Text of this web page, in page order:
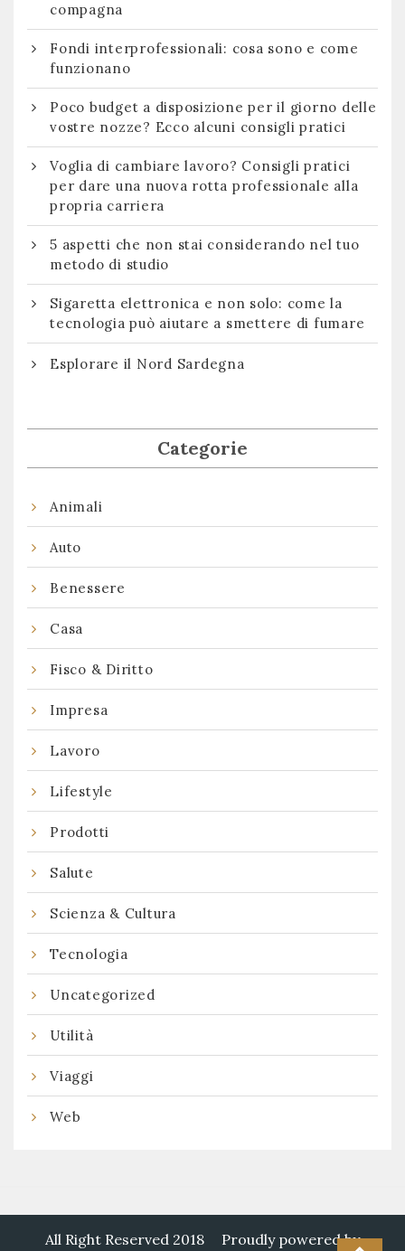
compagna
Fondi interprofessionali: cosa sono e come
funzionano
Poco budget a disposizione per il giorno delle
vostre nozze? Ecco alcuni consigli pratici
Voglia di cambiare lavoro? Consigli pratici
per dare una nuova rotta professionale alla
propria carriera
5 aspetti che non stai considerando nel tuo
metodo di studio
Sigaretta elettronica e non solo: come la
tecnologia può aiutare a smettere di fumare
Esplorare il Nord Sardegna
Categorie
Animali
Auto
Benessere
Casa
Fisco & Diritto
Impresa
Lavoro
Lifestyle
Prodotti
Salute
Scienza & Cultura
Tecnologia
Uncategorized
Utilità
Viaggi
Web
All Right Reserved 2018 Proudly powered by